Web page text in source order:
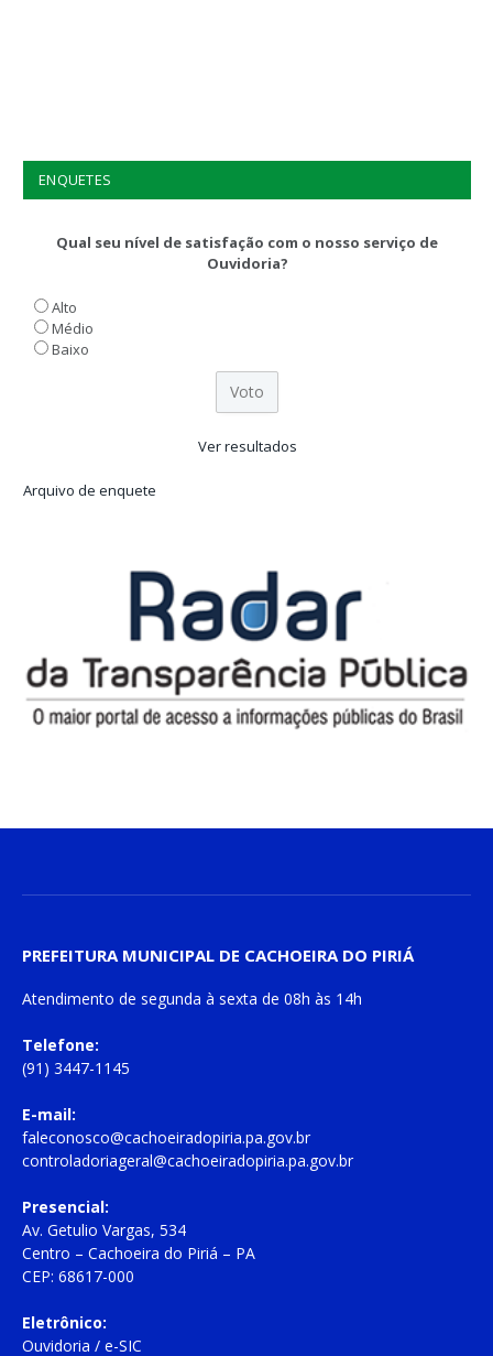
ENQUETES
Qual seu nível de satisfação com o nosso serviço de
Ouvidoria?
Alto
Médio
Baixo
Ver resultados
Arquivo de enquete
PREFEITURA MUNICIPAL DE CACHOEIRA DO PIRIÁ
Atendimento de segunda à sexta de 08h às 14h
Telefone:
(91) 3447-1145
E-mail:
faleconosco@cachoeiradopiria.pa.gov.br
controladoriageral@cachoeiradopiria.pa.gov.br
Presencial:
Av. Getulio Vargas, 534
Centro – Cachoeira do Piriá – PA
CEP: 68617-000
Eletrônico:
Ouvidoria / e-SIC